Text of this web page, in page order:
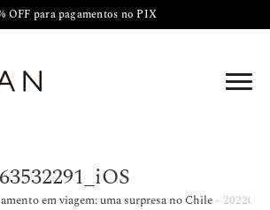
OFF para pagamentos no PIX
em viagem: uma surpresa no Chile »